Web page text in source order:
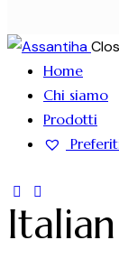
Home
Chi siamo
Prodotti